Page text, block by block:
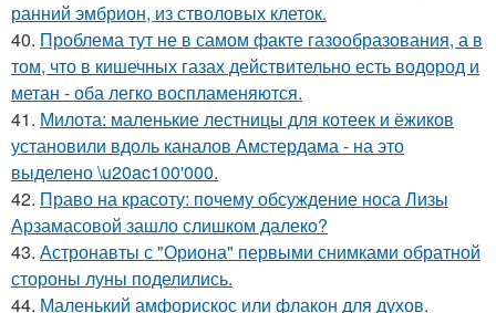
ранний эмбрион, из стволовых клеток.
40. Проблема тут не в самом факте газообразования, а в
том, что в кишечных газах действительно есть водород и
метан - оба легко воспламеняются.
41. Милота: маленькие лестницы для котеек и ёжиков
установили вдоль каналов Амстердама - на это
выделено \u20ac100'000.
42. Право на красоту: почему обсуждение носа Лизы
Арзамасовой зашло слишком далеко?
43. Астронавты с "Ориона" первыми снимками обратной
стороны луны поделились.
44. Маленький амфорискос или флакон для духов.